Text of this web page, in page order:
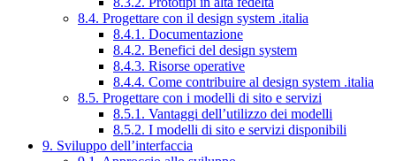
8.4. Progettare con il design system .italia
8.4.1. Documentazione
8.4.2. Benefici del design system
8.4.3. Risorse operative
8.4.4. Come contribuire al design system .italia
8.5. Progettare con i modelli di sito e servizi
8.5.1. Vantaggi dell’utilizzo dei modelli
8.5.2. I modelli di sito e servizi disponibili
9. Sviluppo dell’interfaccia